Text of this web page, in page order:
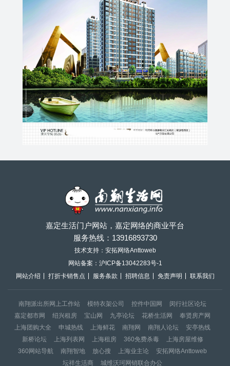
嘉定生活门户网站，嘉定网络的商业平台
服务热线： 13916893730
技术支持：安拓网络Anttoweb
网站备案： 沪ICP备13042283号-1
网站介绍
打折卡销售点 服务条款 招聘信息 免责声明 联系我们
南翔派出所网上工作站 模特衣架公司 控件中国网
闵行社区论坛
嘉定都市网
绍兴租房 宝山网 九亭论坛 花桥生活网
奉贤房产网
上海团购大全
申城热线 上海鲜花 南翔网 南翔人论坛
安亭热线
新桥论坛
上海列表网 上海租房 360免费杀毒
上海房屋维修
360网站导航
南翔智地 放心搜 上海业主论
安拓网络Anttoweb
坛祥生活商
城维沃珂网销联合办公